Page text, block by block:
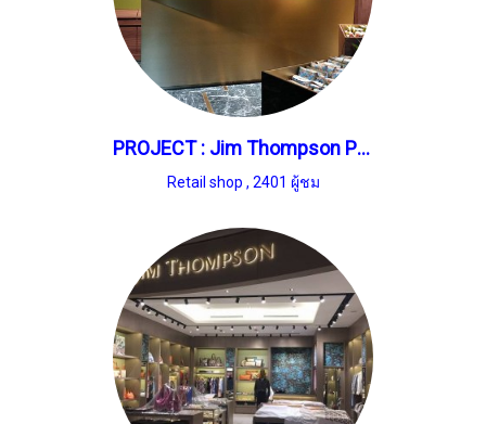
PROJECT : Jim Thompson Paragon
Retail shop , 2401 ผู้ชม